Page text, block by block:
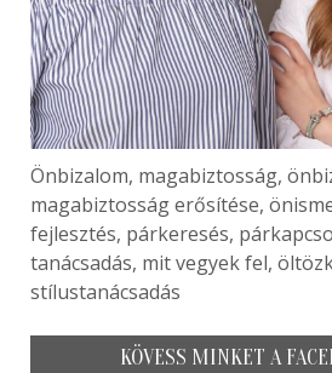
Önbizalom, magabiztosság,
magabiztosság erősítése,
fejlesztés, párkeresés,
tanácsadás, mit vegyek fel,
stílustanácsadás
KÖVESS MINKET A